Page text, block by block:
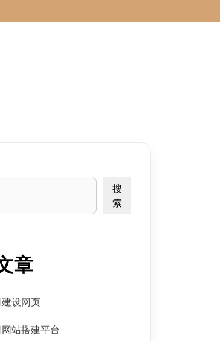
化策略，不仅能够提升企业的网站流量，还能
的关键词运用可以吸引更多精准用户访问企业
提高网站的搜索引擎排名。同时，它们还能增
搜
索
章
设网页
站搭建平台